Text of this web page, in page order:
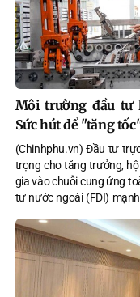
Môi trường đầu tư
Sức hút để "tăng
(Chinhphu.vn) Đầu tư
trọng cho tăng trưởng,
gia vào chuỗi cung ứng
tư nước ngoài (FDI)
để các nhà đầu FDI hướng